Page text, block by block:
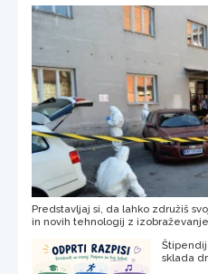
Predstavljaj si, da lahko združiš
in novih tehnologij z
sklada